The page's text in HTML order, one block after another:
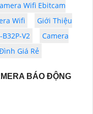
Wifi Ebitcam
Wifi
Giới Thiệu
V2
Camera
Giá Rẻ
BÁO ĐỘNG